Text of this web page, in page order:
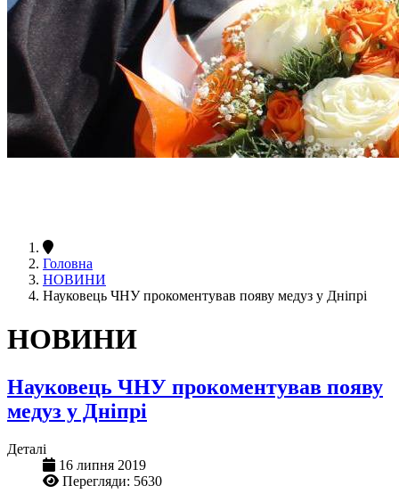
Головна
НОВИНИ
Науковець ЧНУ прокоментував появу медуз у Дніпрі
НОВИНИ
Науковець ЧНУ прокоментував появу
медуз у Дніпрі
Деталі
16 липня 2019
Перегляди: 5630